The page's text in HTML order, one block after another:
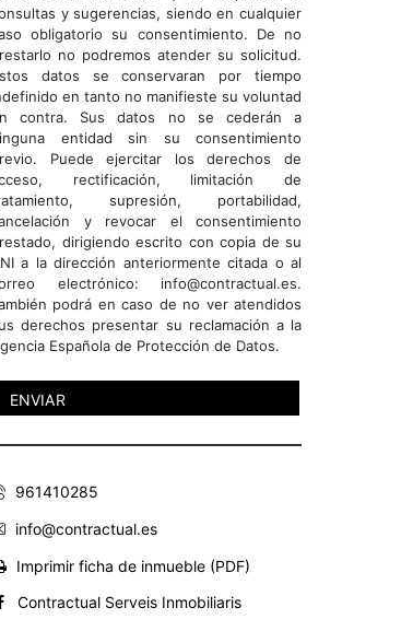
y sugerencias, siendo en cualquier
obligatorio su consentimiento. De no
no podremos atender su solicitud.
datos se conservaran por tiempo
en tanto no manifieste su voluntad
contra. Sus datos no se cederán a
entidad sin su consentimiento
Puede ejercitar los derechos de
rectificación, limitación de
supresión, portabilidad,
y revocar el consentimiento
dirigiendo escrito con copia de su
a la dirección anteriormente citada o al
electrónico: info@contractual.es.
podrá en caso de no ver atendidos
derechos presentar su reclamación a la
Española de Protección de Datos.
961410285
info@contractual.es
Imprimir ficha de inmueble (PDF)
Contractual Serveis Inmobiliaris